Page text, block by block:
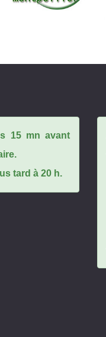
15 mn avant
tard à 20 h.